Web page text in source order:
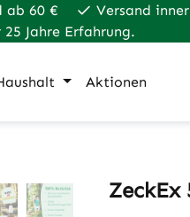
ab 60 €
Versand
25 Jahre Erfahrung.
Aktionen
ZeckEx